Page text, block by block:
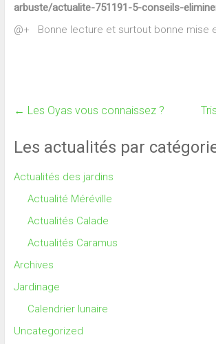
arbuste/actualite-751191-5-conseils-
@+ Bonne lecture et surtout bonne mise
← Les Oyas vous connaissez ?
Les actualités par
Actualités des jardins
Actualité Méréville
Actualités Calade
Actualités Caramus
Archives
Jardinage
Calendrier lunaire
Uncategorized